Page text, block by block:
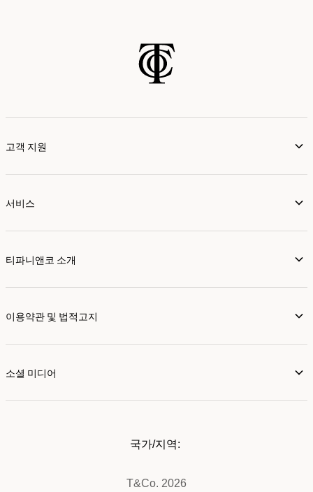
고객 지원
서비스
티파니앤코 소개
이용약관 및 법적고지
소셜 미디어
T&Co. 2026
국가/지역: